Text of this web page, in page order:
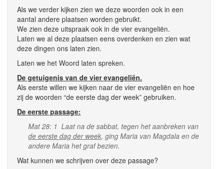
Als we verder kijken zien we deze woorden ook in een
aantal andere plaatsen worden gebruikt.
We zien deze uitspraak ook in de vier evangeliën.
Laten we al deze plaatsen eens overdenken en zien wat
deze dingen ons laten zien.
Laten we het Woord laten spreken.
De getuigenis van de vier evangeliën.
Als eerste willen we kijken naar de vier evangeliën en hoe
zij de woorden “de eerste dag der week” gebruiken.
De eerste passage:
Mat 28: 1 Laat na de sabbat, tegen het aanbreken van
de eerste dag der week, ging Maria van Magdala en de
andere Maria het graf bezien.
Wat kunnen we schrijven over deze passage?